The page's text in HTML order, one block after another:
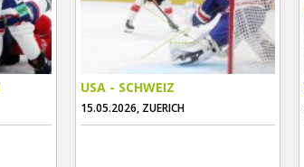
USA - SCHWEIZ
15.05.2026, ZUERICH